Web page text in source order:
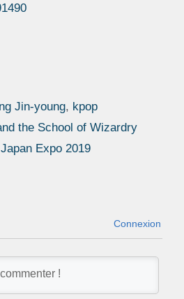
Jin-young, kpop
the School of Wizardry
Expo 2019
Connexion